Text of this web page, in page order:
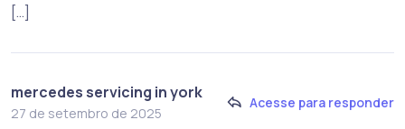
[…]
mercedes servicing in york
27 de setembro de 2025
Acesse para responder